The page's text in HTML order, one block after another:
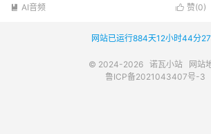
 赞(0)
 AI音频
网站已运行884天12小时44分
© 2024-2026 诺瓦小站
网站
鲁ICP备2021043407号-3